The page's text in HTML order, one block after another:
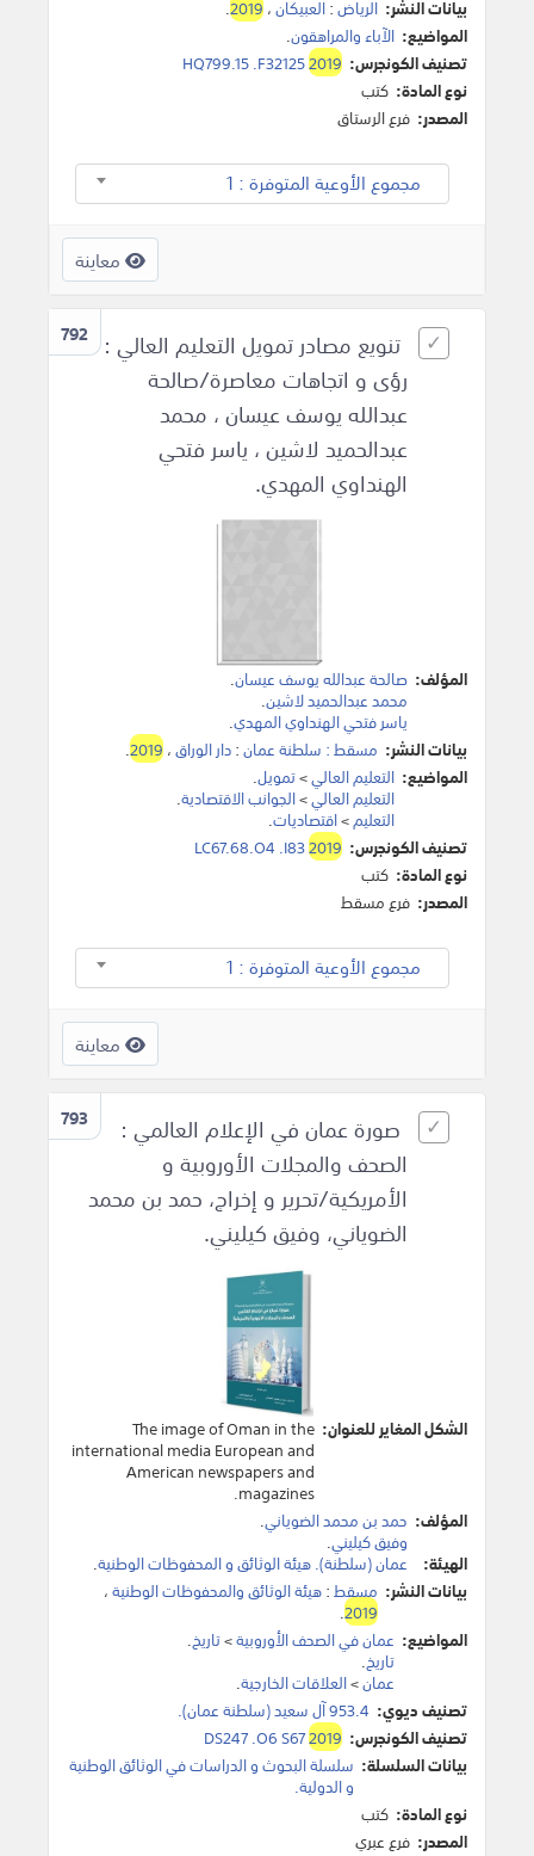
بيانات النشر: الرياض:العبيكان،2019
.
المواضيع: الآباء والمراهقون.
تصنيف الكونجرس:
HQ799.15 .F321252019
نوع المادة: كتب
المصدر: فرع الرستاق
مجموع الأوعية المتوفرة : 1
معاينة
792 تنويع مصادر تمويل التعليم العالي :
رؤى و اتجاهات معاصرة/صالحة
عبدالله يوسف عيسان ، محمد
عبدالحميد لاشين ، ياسر فتحي
الهنداوي المهدي.
المؤلف: صالحة عبدالله يوسف عيسان.
محمد عبدالحميد لاشين.
ياسر فتحي الهنداوي المهدي.
بيانات النشر: مسقط : سلطنة عمان:دار الوراق،2019
.
المواضيع: التعليم العالي>تمويل.
التعليم العالي>الجوانب الاقتصادية.
التعليم>اقتصاديات.
تصنيف الكونجرس:
LC67.68.O4 .I832019
نوع المادة: كتب
المصدر: فرع مسقط
مجموع الأوعية المتوفرة : 1
معاينة
793
صورة عمان في الإعلام العالمي :
الصحف والمجلات الأوروبية و
الأمريكية/تحرير و إخراج، حمد بن محمد
الضوياني، وفيق كيليني.
الشكل المغاير للعنوان: The image of Oman in the
international media European and
American newspapers and
magazines.
المؤلف: حمد بن محمد الضوياني.
وفيق كيليني.
الهيئة: عمان (سلطنة). هيئة الوثائق و المحفوظات الوطنية.
بيانات النشر: مسقط:هيئة الوثائق والمحفوظات الوطنية،
2019
.
المواضيع: عمان في الصحف الأوروبية>تاريخ.
تاريخ.
عمان>العلاقات الخارجية.
تصنيف ديوي: 953.4 آل سعيد (سلطنة عمان).
تصنيف الكونجرس:
DS247 .O6 S672019
بيانات السلسلة: سلسلة البحوث و الدراسات في الوثائق الوطنية
و الدولية.
نوع المادة: كتب
المصدر: فرع عبري